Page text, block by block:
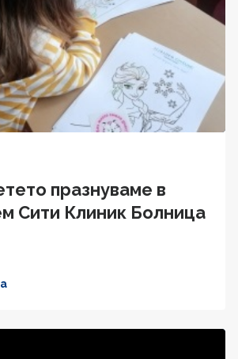
празнуваме в
Сити Клиник Болница